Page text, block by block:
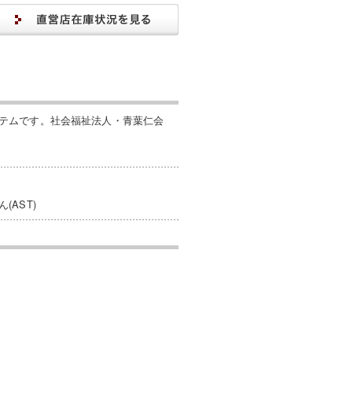
ムです。社会福祉法人・青葉仁会
(AST)